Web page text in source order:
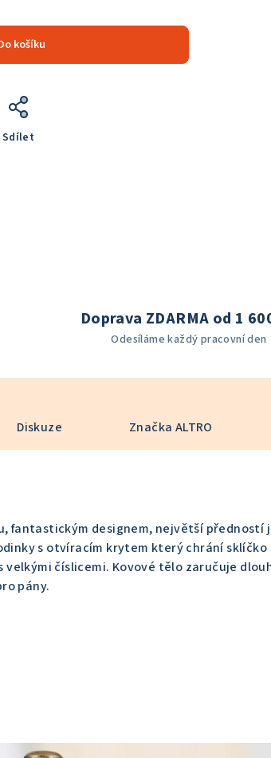
košíku
Sdílet
Doprava ZDARMA od 1
Odesíláme každý pracovní den
Diskuze Značka ALTRO
fantastickým designem, největší předností
s otvíracím krytem který chrání sklíčko
číslicemi. Kovové tělo zaručuje
pány.